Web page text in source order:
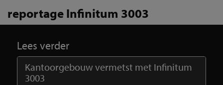
reportage Infinitum 3003
Lees verder
Kantoorgebouw vermetst met Infinitum
3003